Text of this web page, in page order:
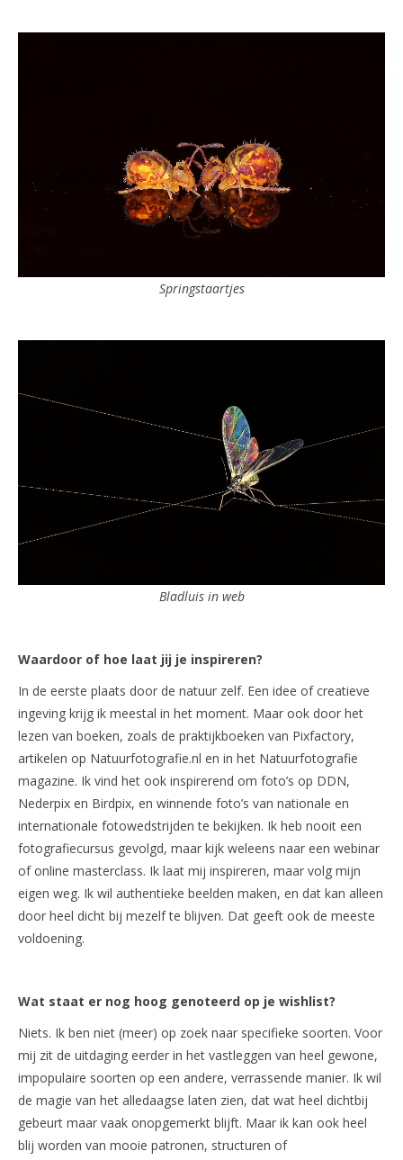
Springstaartjes
Bladluis in web
Waardoor of hoe laat jij je inspireren?
In de eerste plaats door de natuur zelf. Een idee of creatieve
ingeving krijg ik meestal in het moment. Maar ook door het
lezen van boeken, zoals de praktijkboeken van Pixfactory,
artikelen op Natuurfotografie.nl en in het Natuurfotografie
magazine. Ik vind het ook inspirerend om foto’s op DDN,
Nederpix en Birdpix, en winnende foto’s van nationale en
internationale fotowedstrijden te bekijken. Ik heb nooit een
fotografiecursus gevolgd, maar kijk weleens naar een webinar
of online masterclass. Ik laat mij inspireren, maar volg mijn
eigen weg. Ik wil authentieke beelden maken, en dat kan alleen
door heel dicht bij mezelf te blijven. Dat geeft ook de meeste
voldoening.
Wat staat er nog hoog genoteerd op je wishlist?
Niets. Ik ben niet (meer) op zoek naar specifieke soorten. Voor
mij zit de uitdaging eerder in het vastleggen van heel gewone,
impopulaire soorten op een andere, verrassende manier. Ik wil
de magie van het alledaagse laten zien, dat wat heel dichtbij
gebeurt maar vaak onopgemerkt blijft. Maar ik kan ook heel
blij worden van mooie patronen, structuren of